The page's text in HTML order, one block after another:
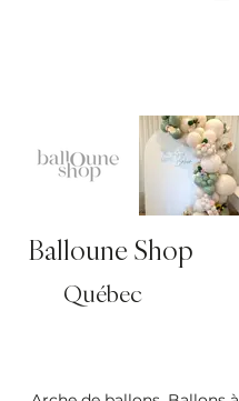
Balloune Shop
Québec